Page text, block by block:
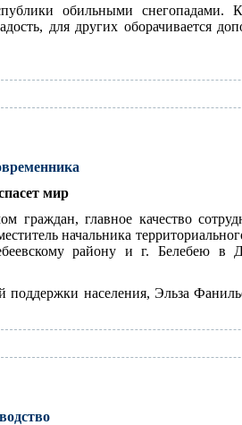
обильными снегопадами.
для других оборачивается
мир
граждан, главное качество
начальника
району и г. Белебею в
населения, Эльза